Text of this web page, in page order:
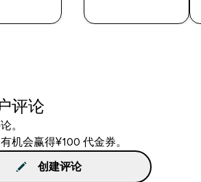
评论
。
机会赢得¥100 代金券。
创建评论